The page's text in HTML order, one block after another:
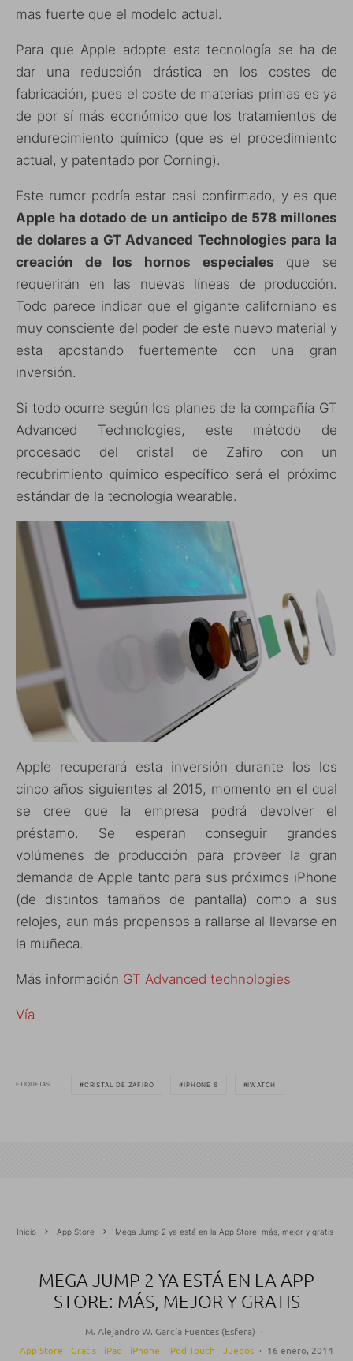
mas fuerte que el modelo actual.
Para que Apple adopte esta tecnología se ha de
dar una reducción drástica en los costes de
fabricación, pues el coste de materias primas es ya
de por sí más económico que los tratamientos de
endurecimiento químico (que es el procedimiento
actual, y patentado por Corning).
Este rumor podría estar casi confirmado, y es que
Apple ha dotado de un anticipo de 578 millones
de dolares a GT Advanced Technologies para la
creación de los hornos especiales que se
requerirán en las nuevas líneas de producción.
Todo parece indicar que el gigante californiano es
muy consciente del poder de este nuevo material y
esta apostando fuertemente con una gran
inversión.
Si todo ocurre según los planes de la compañía GT
Advanced Technologies, este método de
procesado del cristal de Zafiro con un
recubrimiento químico específico será el próximo
estándar de la tecnología wearable.
Apple recuperará esta inversión durante los los
cinco años siguientes al 2015, momento en el cual
se cree que la empresa podrá devolver el
préstamo. Se esperan conseguir grandes
volúmenes de producción para proveer la gran
demanda de Apple tanto para sus próximos iPhone
(de distintos tamaños de pantalla) como a sus
relojes, aun más propensos a rallarse al llevarse en
la muñeca.
Más información GT Advanced technologies
Vía
ETIQUETAS CRISTAL DE ZAFIRO IPHONE 6 IWATCH
Inicio App Store Mega Jump 2 ya está en la App Store: más, mejor y gratis
MEGA JUMP 2 YA ESTÁ EN LA APP
STORE: MÁS, MEJOR Y GRATIS
M. Alejandro W. García Fuentes (Esfera) ·
App Store
Gratis iPad iPhone iPod Touch Juegos · 16 enero, 2014